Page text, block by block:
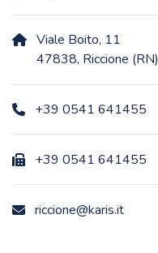
Viale Boito, 11
47838, Riccione (RN)
+39 0541 641455
+39 0541 641455
riccione@karis.it